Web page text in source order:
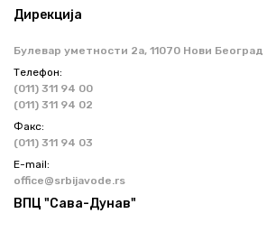
Дирекција
Булевар уметности 2a, 11070 Нови Београд
Телефон:
(011) 311 94 00
(011) 311 94 02
Факс:
(011) 311 94 03
Е-mail:
office@srbijavode.rs
ВПЦ "Сава-Дунав"